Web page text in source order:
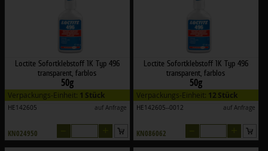
Loctite Sofortklebstoff 1K Typ 496
transparent, farblos
50g
Verpackungs-Einheit: 1 Stück
HE142605 auf Anfrage
KN024950
Loctite Sofortklebstoff 1K Typ 496
transparent, farblos
50g
Verpackungs-Einheit: 12 Stück
HE142605--0012 auf Anfrage
KN086062